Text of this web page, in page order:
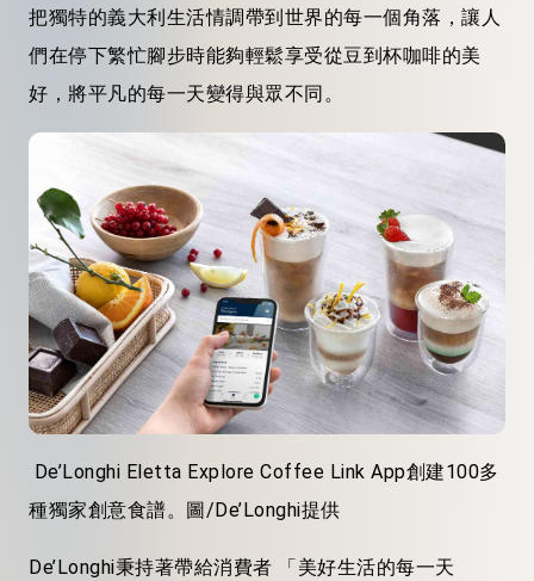
把獨特的義大利生活情調帶到世界的每一個角落，讓人
們在停下繁忙腳步時能夠輕鬆享受從豆到杯咖啡的美
好，將平凡的每一天變得與眾不同。
De’Longhi Eletta Explore Coffee Link App創建100多
種獨家創意食譜。圖/De’Longhi提供
De’Longhi秉持著帶給消費者 「美好生活的每一天